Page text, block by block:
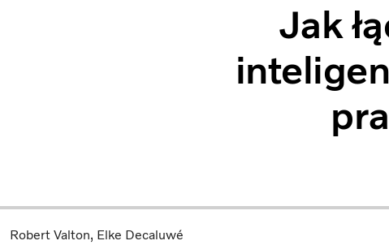
Jak
Robert Valton Elke Decaluwé